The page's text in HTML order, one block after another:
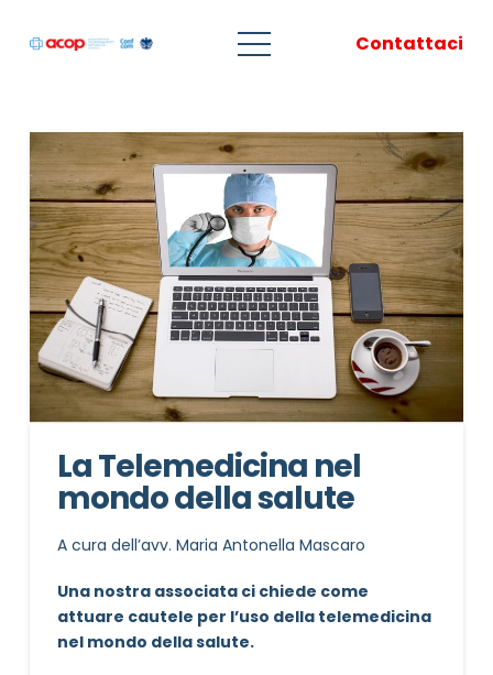
Contattaci
La Telemedicina nel
mondo della salute
A cura dell’avv. Maria Antonella Mascaro
Una nostra associata ci chiede come
attuare cautele per l’uso della telemedicina
nel mondo della salute.